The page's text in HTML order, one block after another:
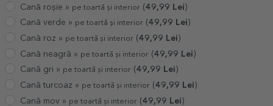
Cană roșie » pe toartă și interior (49,99 Lei)
Cană verde » pe toartă și interior (49,99 Lei )
Cană roz » pe toartă și interior (49,99 Lei )
Cană neagră » pe toartă și interior (49,99 Lei)
Cană gri » pe toartă și interior (49,99 Lei )
Cană turcoaz » pe toartă și interior (49,99 Lei )
Cană mov » pe toartă și interior (49,99 Lei)